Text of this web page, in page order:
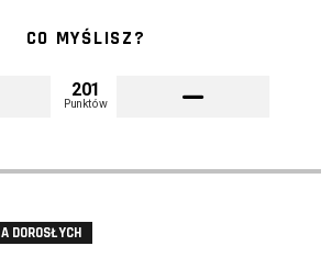
CO MYŚLISZ?
201
Punktów
DOROSŁYCH